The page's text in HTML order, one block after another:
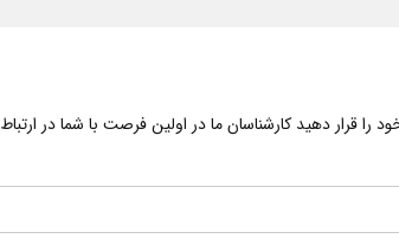
را قرار دهید کارشناسان ما در اولین فرصت با شما در ارتباط